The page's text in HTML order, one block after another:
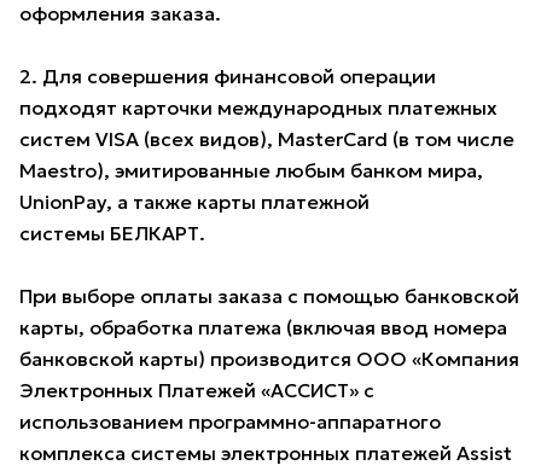
оформления заказа.
2. Для совершения финансовой операции
подходят карточки международных платежных
систем VISA (всех видов), MasterCard (в том числе
Maestro), эмитированные любым банком мира,
UnionPay, а также карты платежной
системы БЕЛКАРТ.
При выборе оплаты заказа с помощью банковской
карты, обработка платежа (включая ввод номера
банковской карты) производится ООО «Компания
Электронных Платежей «АССИСТ» с
использованием программно-аппаратного
комплекса системы электронных платежей Assist